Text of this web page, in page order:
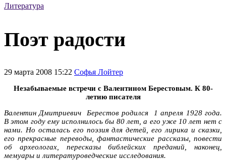
Литература
Поэт радости
29 марта 2008 15:22 Софья Лойтер
Незабываемые встречи с Валентином Берестовым. К 80-
летию писателя
Валентин Дмитриевич Берестов родился 1 апреля 1928 года.
В этом году ему исполнилось бы 80 лет, а его уже 10 лет нет с
нами. Но осталась его поэзия для детей, его лирика и сказки,
его прекрасные переводы, фантастические рассказы, повести
об археологах, пересказы библейских преданий, наконец,
мемуары и литературоведческие исследования.